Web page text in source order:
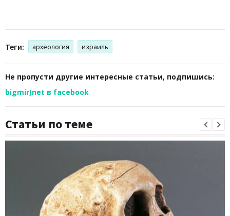
Теги: археология израиль
Не пропусти другие интересные статьи, подпишись:
bigmir)net в facebook
Статьи по теме